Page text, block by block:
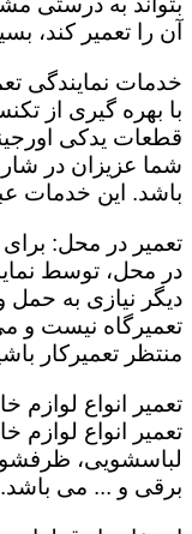
آن را تعمیر کند،
خدمات نمایندگی
با بهره گیری از
قطعات یدکی
شما عزیزان در
باشد. این خدمات
تعمیر در محل:
در محل، توسط
دیگر نیازی به
تعمیرگاه نیست و
منتظر تعمیرکار
تعمیر انواع
تعمیر انواع لوازم
لباسشویی،
برقی و ... می باشد.